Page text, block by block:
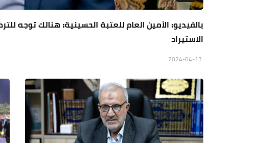
بالفيديو: الأمين العام للعتبة الحسينية: هنالك توجه
الاستيراد